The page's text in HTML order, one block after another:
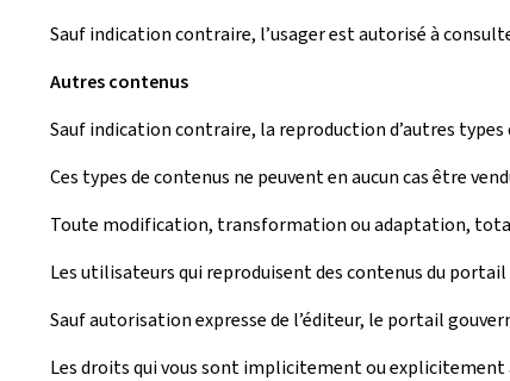
Sauf indication contraire, l’usager est autorisé à
Autres contenus
Sauf indication contraire, la reproduction d’autres
Ces types de contenus ne peuvent en aucun cas être
Toute modification, transformation ou adaptation,
Les utilisateurs qui reproduisent des contenus du
Sauf autorisation expresse de l’éditeur, le portail
Les droits qui vous sont implicitement ou